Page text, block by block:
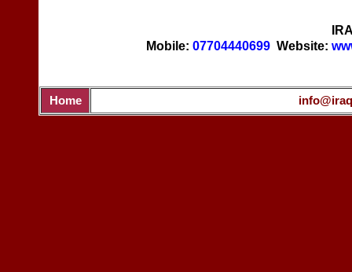
Mobile: 07704440699 Website:
Home